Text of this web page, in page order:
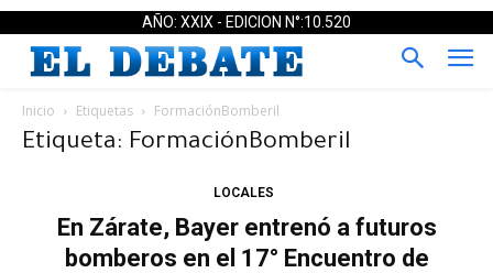
AÑO: XXIX - EDICION N°:10.520
Inicio Etiquetas FormaciónBomberil
Etiqueta: FormaciónBomberil
LOCALES
En Zárate, Bayer entrenó a futuros
bomberos en el 17° Encuentro de